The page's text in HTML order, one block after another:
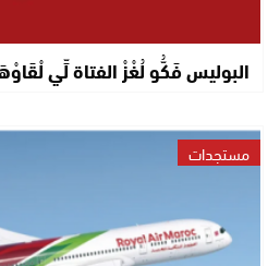
البوليس فَكُّو لُغْزْ الفتاة لِّي
مستجدات